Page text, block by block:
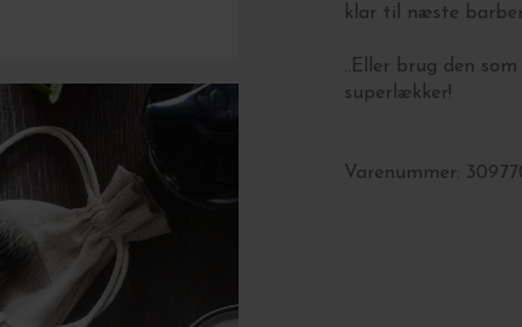
klar til næste
..Eller brug den
superlækker!
Varenummer: